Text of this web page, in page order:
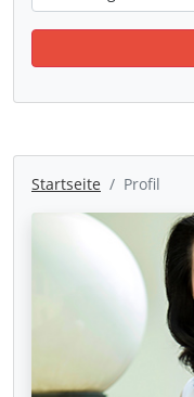
Startseite Profil